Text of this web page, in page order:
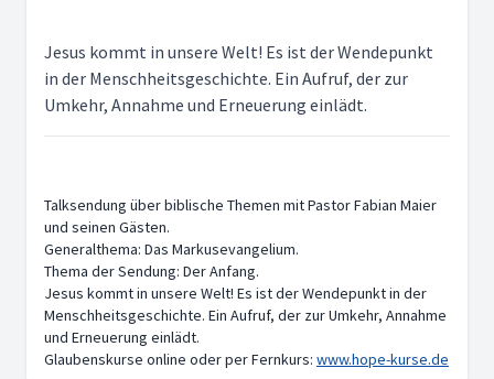
Jesus kommt in unsere Welt! Es ist der Wendepunkt
in der Menschheitsgeschichte. Ein Aufruf, der zur
Umkehr, Annahme und Erneuerung einlädt.
Talksendung über biblische Themen mit Pastor Fabian Maier
und seinen Gästen.
Generalthema: Das Markusevangelium.
Thema der Sendung: Der Anfang.
Jesus kommt in unsere Welt! Es ist der Wendepunkt in der
Menschheitsgeschichte. Ein Aufruf, der zur Umkehr, Annahme
und Erneuerung einlädt.
Glaubenskurse online oder per Fernkurs: www.hope-kurse.de